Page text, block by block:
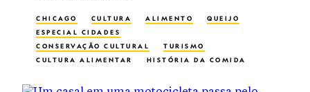
CHICAGO CULTURA ALIMENTO
QUEIJO
ESPECIAL CIDADES
CONSERVAÇÃO CULTURAL
TURISMO
CULTURA ALIMENTAR
HISTÓRIA DA COMIDA
IMIGRAÇÃO
CARNE